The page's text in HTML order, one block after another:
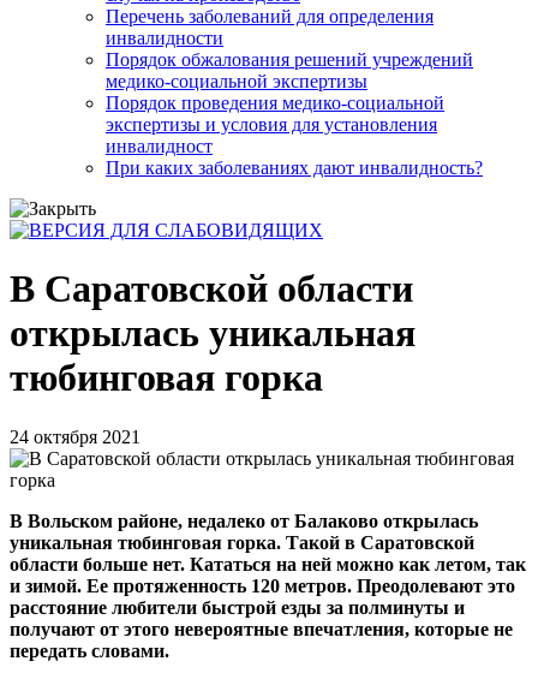
Перечень заболеваний для определения
инвалидности
Порядок обжалования решений учреждений
медико-социальной экспертизы
Порядок проведения медико-социальной
экспертизы и условия для установления
инвалидност
При каких заболеваниях дают инвалидность?
В Саратовской области
открылась уникальная
тюбинговая горка
24 октября 2021
В Вольском районе, недалеко от Балаково открылась
уникальная тюбинговая горка. Такой в Саратовской
области больше нет. Кататься на ней можно как летом, так
и зимой. Ее протяженность 120 метров. Преодолевают это
расстояние любители быстрой езды за полминуты и
получают от этого невероятные впечатления, которые не
передать словами.